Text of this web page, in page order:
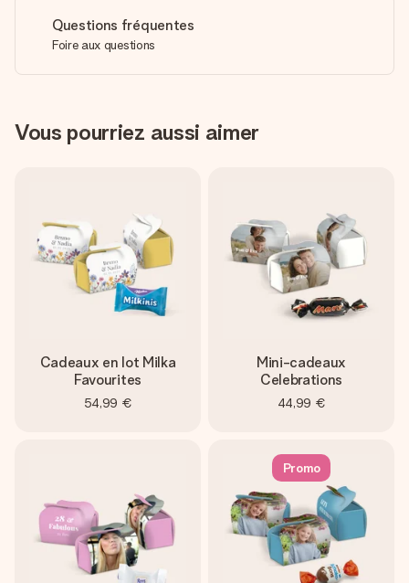
Questions fréquentes
Foire aux questions
Vous pourriez aussi aimer
Cadeaux en lot Milka
Favourites
54,99 €
Mini-cadeaux
Celebrations
44,99 €
Promo